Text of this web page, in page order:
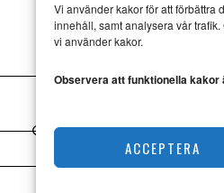
Vi använder kakor för att
innehåll, samt analysera vår
vi använder kakor.
Observera att funktionella kakor
ACCEPTERA